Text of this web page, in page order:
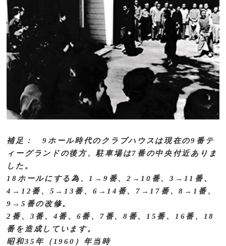
補足： 9ホール時代のクラブハウスは現在の9番テ
ィーグランドの後方、駐車場は7番の中央付近ありま
した。
18ホールにする為、1→9番、2→10番、3→11番、
4→12番、5→13番、6→14番、7→17番、8→1番、
9→5番の改修。
2番、3番、4番、6番、7番、8番、15番、16番、18
番を造成しています。
昭和35年（1960）年当時